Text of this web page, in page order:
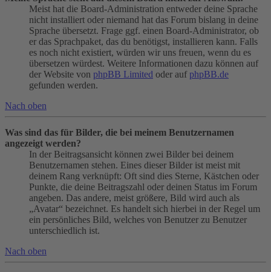
Meist hat die Board-Administration entweder deine Sprache
nicht installiert oder niemand hat das Forum bislang in deine
Sprache übersetzt. Frage ggf. einen Board-Administrator, ob
er das Sprachpaket, das du benötigst, installieren kann. Falls
es noch nicht existiert, würden wir uns freuen, wenn du es
übersetzen würdest. Weitere Informationen dazu können auf
der Website von phpBB Limited oder auf phpBB.de
gefunden werden.
Nach oben
Was sind das für Bilder, die bei meinem Benutzernamen
angezeigt werden?
In der Beitragsansicht können zwei Bilder bei deinem
Benutzernamen stehen. Eines dieser Bilder ist meist mit
deinem Rang verknüpft: Oft sind dies Sterne, Kästchen oder
Punkte, die deine Beitragszahl oder deinen Status im Forum
angeben. Das andere, meist größere, Bild wird auch als
„Avatar“ bezeichnet. Es handelt sich hierbei in der Regel um
ein persönliches Bild, welches von Benutzer zu Benutzer
unterschiedlich ist.
Nach oben